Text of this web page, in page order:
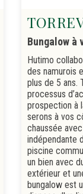
Bungalow à
Hutimo
des namurois
plus de 5 ans.
processus
prospection à
serons à vos
chaussée
indépendante
piscine
un bien avec
extérieur et
bungalow est